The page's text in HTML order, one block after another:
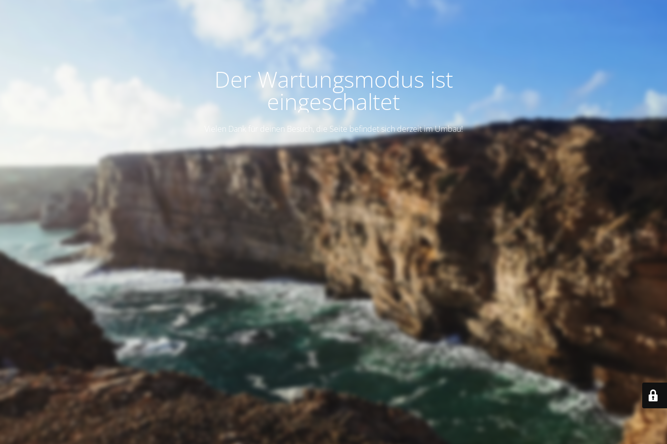
Der Wartungsmodus ist
eingeschaltet
Vielen Dank für deinen Besuch, die Seite befindet sich derzeit im Umbau!